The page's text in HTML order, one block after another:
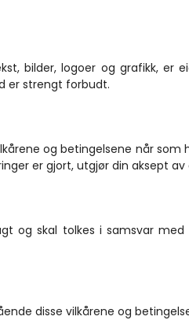
bilder, logoer og grafikk, er
er strengt forbudt.
og betingelsene når
er gjort, utgjør din aksept av
og skal tolkes i samsvar
disse vilkårene og